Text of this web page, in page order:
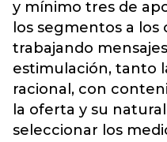
y mínimo tres de
los segmentos a
trabajando
estimulación, tanto
racional, con
la oferta y su
seleccionar los